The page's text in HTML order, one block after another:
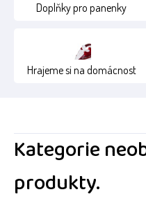
Doplňky pro panenky
Hrajeme si na domácnost
Kategorie
produkty.